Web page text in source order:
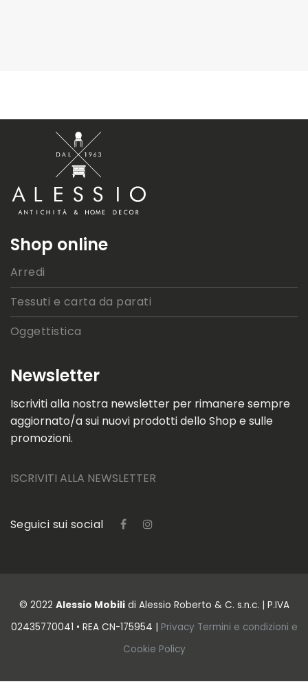
Shop online
Arredi
Tessuti e carta da parati
Oggettistica
Newsletter
Iscriviti alla nostra newsletter per rimanere sempre
aggiornato/a sui nuovi prodotti dello Shop e sulle
promozioni.
ISCRIVITI ALLA NEWSLETTER
Seguici sui social
© 2022 Alessio Mobilidi Alessio Roberto & C. s.n.c. | P.IVA
02435770041 • REA CN-175954 | Privacy Termini e condizioni e
Cookie Policy